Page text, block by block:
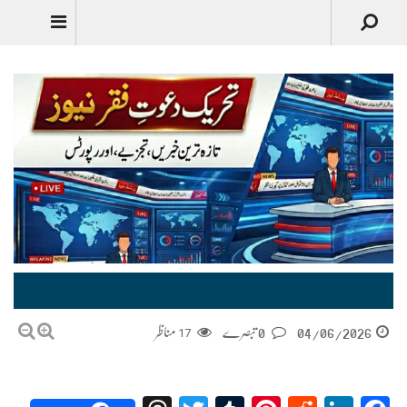
04/06/2026
17 مناظر